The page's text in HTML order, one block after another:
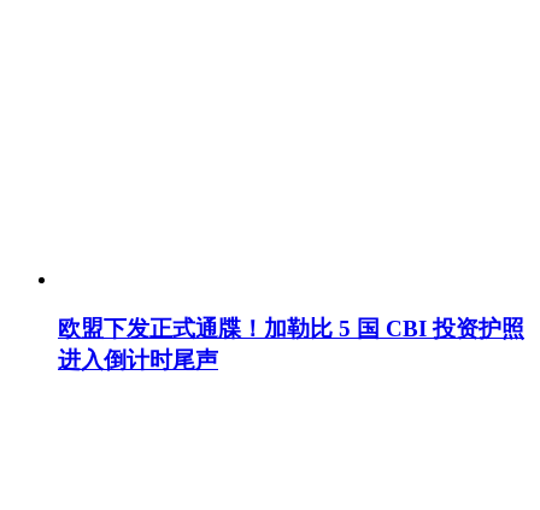
欧盟下发正式通牒！加勒比 5 国 CBI 投资护照
进入倒计时尾声